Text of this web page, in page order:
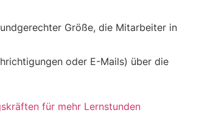
Größe, die Mitarbeiter in
oder E-Mails) über die